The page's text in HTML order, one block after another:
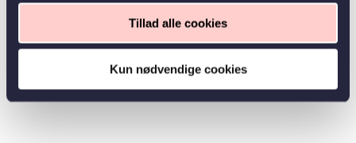
Tillad alle cookies
Kun nødvendige cookies